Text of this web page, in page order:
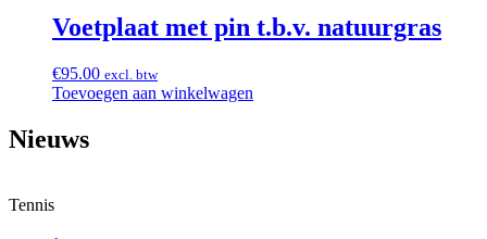
Voetplaat met pin t.b.v. natuurgras
€95.00 excl. btw
Toevoegen aan winkelwagen
Nieuws
Tennis